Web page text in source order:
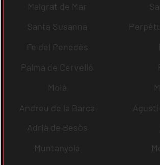
Malgrat de Mar
Santa Susanna
Fe del Penedès
Palma de Cervelló
Moià
Andreu de la Barca
Agustí
Adrià de Besòs
Muntanyola